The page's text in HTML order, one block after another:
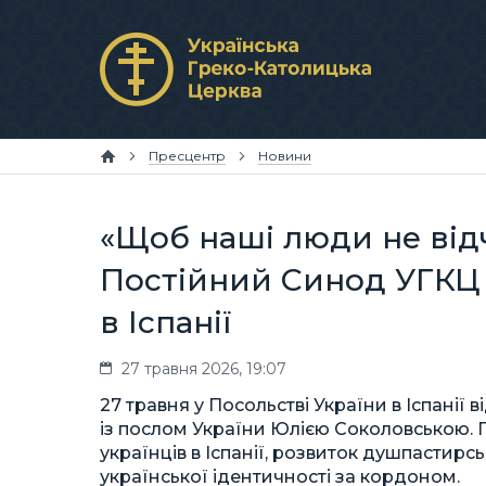
Пресцентр Новини
«Щоб наші люди не
Постійний Синод УГКЦ
в Іспанії
27 травня 2026, 19:07
27 травня у Посольстві України в
із послом України Юлією Соколовською.
українців в Іспанії, розвиток
української ідентичності за кордоном.